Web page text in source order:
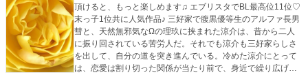
頂けると、もっと楽しめます♫ エブリスタでBL最高位11位♡
末っ子1位共に人気作品♪ 三好家で腹黒優等生のアルファ長男
彗と、天然無邪気なΩの理玖に挟まれた涼介は、昔から二人
に振り回されている苦労人だ。それでも涼介も三好家らしさ
を出して、自分の道を突き進んでいる。冷めた涼介にとって
は、恋愛は割り切った関係が当たり前で、身近で繰り広げら